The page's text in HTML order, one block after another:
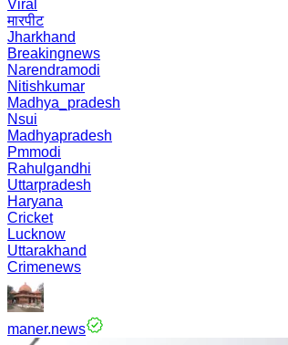
Viral
मारपीट
Jharkhand
Breakingnews
Narendramodi
Nitishkumar
Madhya_pradesh
Nsui
Madhyapradesh
Pmmodi
Rahulgandhi
Uttarpradesh
Haryana
Cricket
Lucknow
Uttarakhand
Crimenews
maner.news